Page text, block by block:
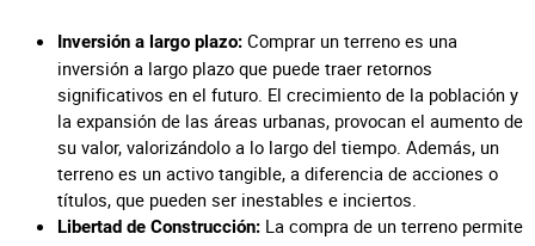
Inversión a largo plazo: Comprar un terreno es una
inversión a largo plazo que puede traer retornos
significativos en el futuro. El crecimiento de la población y
la expansión de las áreas urbanas, provocan el aumento de
su valor, valorizándolo a lo largo del tiempo. Además, un
terreno es un activo tangible, a diferencia de acciones o
títulos, que pueden ser inestables e inciertos.
Libertad de Construcción: La compra de un terreno permite